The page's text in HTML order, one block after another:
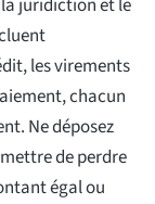
juridiction et le
les virements
chacun
Ne déposez
de perdre
égal ou